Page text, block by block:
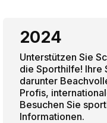
2024
Unterstützen Sie
die Sporthilfe! Ihre
darunter
Profis,
Besuchen Sie
Informationen.